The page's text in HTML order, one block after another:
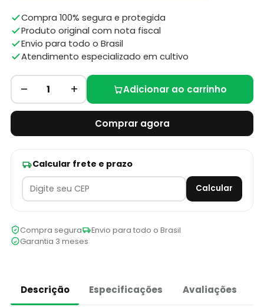
Compra 100% segura e protegida
Produto original com nota fiscal
Envio para todo o Brasil
Atendimento especializado em cultivo
– 1 + Adicionar ao carrinho
Comprar agora
Calcular frete e prazo
Calcular
Compra segura
Envio para todo o Brasil
Garantia 3 meses
Descrição Especificações Avaliações